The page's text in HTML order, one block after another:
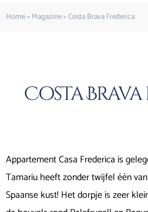
Home»Magazine»Costa Brava Frederica
Costa
Appartement Casa Frederica is
Tamariu heeft zonder twijfel één
Spaanse kust! Het dorpje is zeer